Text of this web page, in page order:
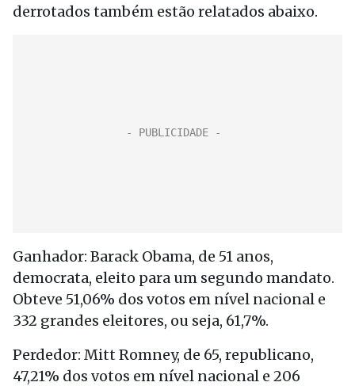
derrotados também estão relatados abaixo.
Ganhador: Barack Obama, de 51 anos,
democrata, eleito para um segundo mandato.
Obteve 51,06% dos votos em nível nacional e
332 grandes eleitores, ou seja, 61,7%.
Perdedor: Mitt Romney, de 65, republicano,
47,21% dos votos em nível nacional e 206